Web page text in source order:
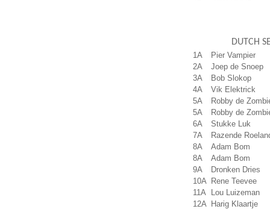
DUTCH
1A
Pier Vampier
2A
Joep de Snoep
3A
Bob Slokop
4A
Vik Elektrick
5A
Robby de
5A
Robby de
6A
Stukke Luk
7A
Razende
8A
Adam Bom
8A
Adam Bom
9A
Dronken Dries
10A
Rene Teevee
11A
Lou Luizeman
12A
Harig Klaartje